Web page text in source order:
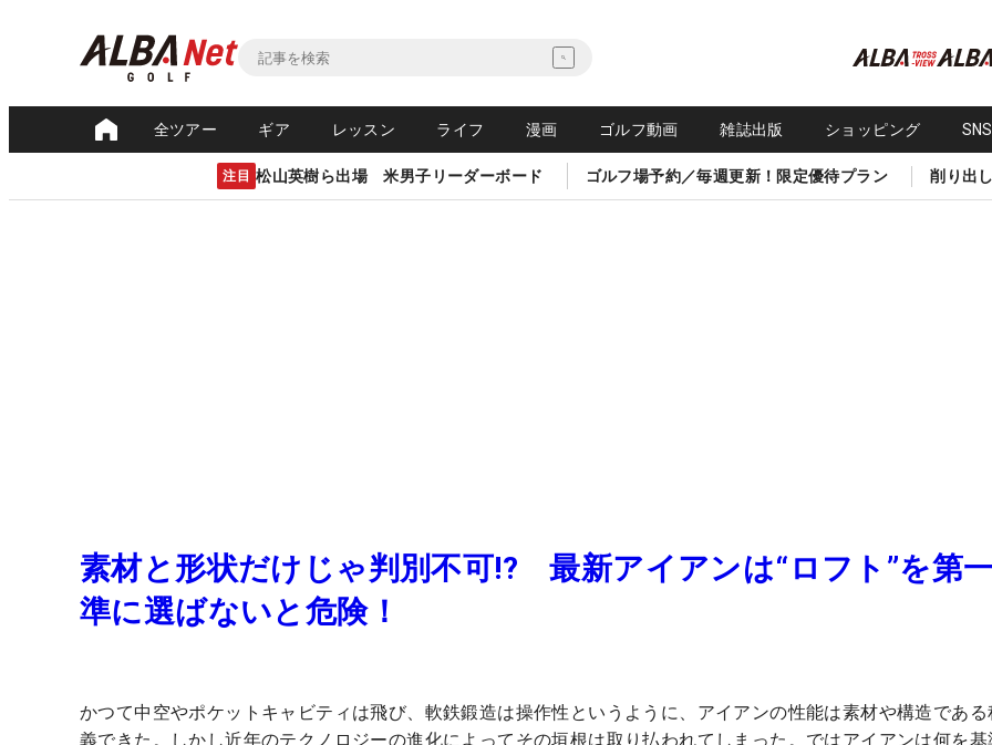
全ツアー ギア レッスン ライフ 漫画 ゴルフ動画 雑誌出版 ショッピング
注目 松山英樹ら出場 米男子リーダーボード ゴルフ場予約／毎週更新！限定優待プラン 削り出
素材と形状だけじゃ判別不可!? 最新アイアンは“ロフト”を第
準に選ばないと危険！
かつて中空やポケットキャビティは飛び、軟鉄鍛造は操作性というように、アイアンの性能は素材や構造である
義できた。しかし近年のテクノロジーの進化によってその垣根は取り払われてしまった。ではアイアンは何を基